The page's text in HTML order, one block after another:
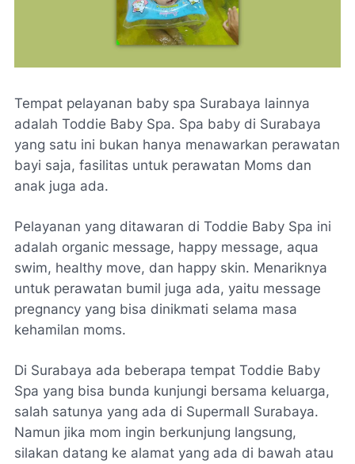
Tempat pelayanan baby spa Surabaya lainnya
adalah Toddie Baby Spa. Spa baby di Surabaya
yang satu ini bukan hanya menawarkan perawatan
bayi saja, fasilitas untuk perawatan Moms dan
anak juga ada.
Pelayanan yang ditawaran di Toddie Baby Spa ini
adalah organic message, happy message, aqua
swim, healthy move, dan happy skin. Menariknya
untuk perawatan bumil juga ada, yaitu message
pregnancy yang bisa dinikmati selama masa
kehamilan moms.
Di Surabaya ada beberapa tempat Toddie Baby
Spa yang bisa bunda kunjungi bersama keluarga,
salah satunya yang ada di Supermall Surabaya.
Namun jika mom ingin berkunjung langsung,
silakan datang ke alamat yang ada di bawah atau